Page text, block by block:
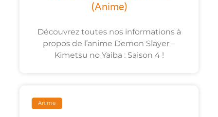
(anime)
Découvrez toutes nos informations à
propos de l’anime Demon Slayer –
Kimetsu no Yaiba : Saison 4 !
Anime